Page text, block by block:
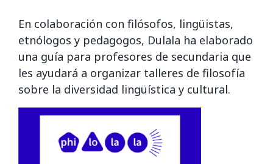
En colaboración con filósofos, lingüistas,
etnólogos y pedagogos, Dulala ha elaborado
una guía para profesores de secundaria que
les ayudará a organizar talleres de filosofía
sobre la diversidad lingüística y cultural.